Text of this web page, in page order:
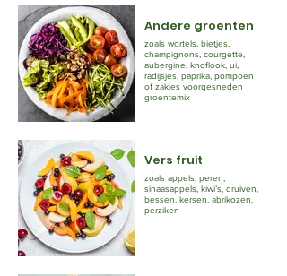
Andere groenten
zoals wortels, bietjes,
champignons, courgette,
aubergine, knoflook, ui,
radijsjes, paprika, pompoen
of zakjes voorgesneden
groentemix
Vers fruit
zoals appels, peren,
sinaasappels, kiwi’s, druiven,
bessen, kersen, abrikozen,
perziken